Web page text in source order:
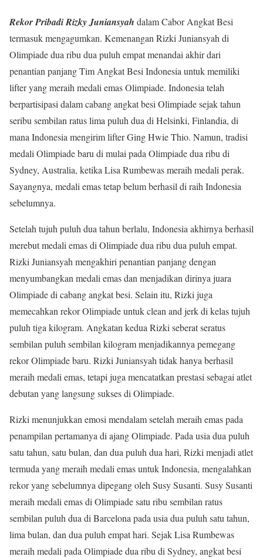
Rekor Pribadi Rizky Juniansyah dalam Cabor Angkat Besi
termasuk mengagumkan. Kemenangan Rizki Juniansyah di
Olimpiade dua ribu dua puluh empat menandai akhir dari
penantian panjang Tim Angkat Besi Indonesia untuk memiliki
lifter yang meraih medali emas Olimpiade. Indonesia telah
berpartisipasi dalam cabang angkat besi Olimpiade sejak tahun
seribu sembilan ratus lima puluh dua di Helsinki, Finlandia, di
mana Indonesia mengirim lifter Ging Hwie Thio. Namun, tradisi
medali Olimpiade baru di mulai pada Olimpiade dua ribu di
Sydney, Australia, ketika Lisa Rumbewas meraih medali perak.
Sayangnya, medali emas tetap belum berhasil di raih Indonesia
sebelumnya.
Setelah tujuh puluh dua tahun berlalu, Indonesia akhirnya berhasil
merebut medali emas di Olimpiade dua ribu dua puluh empat.
Rizki Juniansyah mengakhiri penantian panjang dengan
menyumbangkan medali emas dan menjadikan dirinya juara
Olimpiade di cabang angkat besi. Selain itu, Rizki juga
memecahkan rekor Olimpiade untuk clean and jerk di kelas tujuh
puluh tiga kilogram. Angkatan kedua Rizki seberat seratus
sembilan puluh sembilan kilogram menjadikannya pemegang
rekor Olimpiade baru. Rizki Juniansyah tidak hanya berhasil
meraih medali emas, tetapi juga mencatatkan prestasi sebagai atlet
debutan yang langsung sukses di Olimpiade.
Rizki menunjukkan emosi mendalam setelah meraih emas pada
penampilan pertamanya di ajang Olimpiade. Pada usia dua puluh
satu tahun, satu bulan, dan dua puluh dua hari, Rizki menjadi atlet
termuda yang meraih medali emas untuk Indonesia, mengalahkan
rekor yang sebelumnya dipegang oleh Susy Susanti. Susy Susanti
meraih medali emas di Olimpiade satu ribu sembilan ratus
sembilan puluh dua di Barcelona pada usia dua puluh satu tahun,
lima bulan, dan dua puluh empat hari. Sejak Lisa Rumbewas
meraih medali pada Olimpiade dua ribu di Sydney, angkat besi